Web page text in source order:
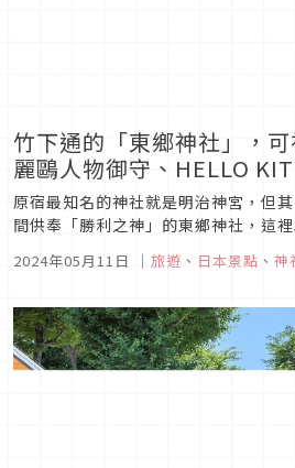
竹下通的「東鄉神社」，
麗鷗人物御守、HELLO
原宿最知名的神社就是明治神宮，但
間供奉「勝利之神」的東鄉神社，這
旗下各種角色的御守，被稱為有最萌御
2024年05月11日 ｜ 旅遊 、 日本景點 、 神